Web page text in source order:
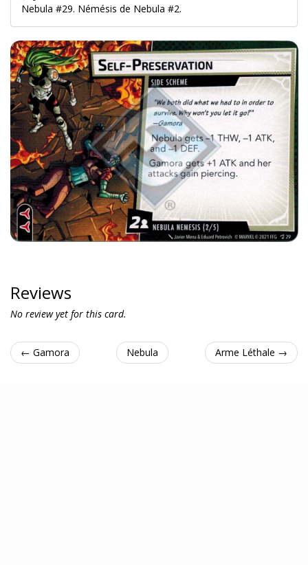
Nebula #29. Némésis de Nebula #2.
Reviews
No review yet for this card.
← Gamora Nebula Arme Léthale →